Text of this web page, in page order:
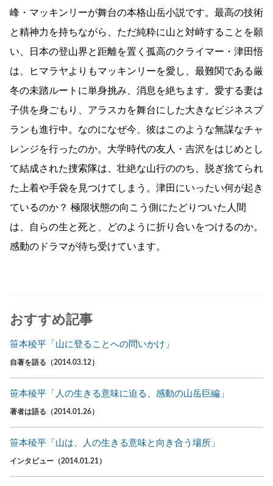
峰・マッキンリーが舞台の本格山岳小説です。最高の技術
と精神力を持ちながら、ただ純粋に山と対峙することを願
い、日本の登山界と距離を置く孤高のクライマー・津田悟
は、ヒマラヤよりもマッキンリーを愛し、最難関である厳
冬の未踏ルートに単身挑み、消息を絶ちます。愛する妻は
子供を身ごもり、アラスカを舞台にした大きなビジネスプ
ランも進行中。なのになぜ今、彼はこのような無謀なチャ
レンジを行ったのか。大学時代の友人・吉沢をはじめとし
て結成された捜索隊は、壮絶な山行ののち、脱ぎ捨てられ
た上着や手袋を見つけてしまう。津田にいったい何が起き
ているのか？ 極限状態の向こう側にたどりついた人間
は、自らの生と死と、どのように折り合いをつけるのか。
感動のドラマが待ち受けています。
おすすめ記事
笹本稜平「山に登ることへの問いかけ」
自著を語る（2014.03.12）
笹本稜平「人の生きる意味に迫る、感動の山岳巨編」
著者は語る（2014.01.26）
笹本稜平「山は、人の生きる意味と向き合う場所」
インタビュー（2014.01.21）